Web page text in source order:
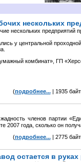
нескольких
предприятий
у центральной
комбинат», ГП
(подробнее...| 1935
членов партии
2007 года, сколько он
(подробнее...| 2775
остается в руках